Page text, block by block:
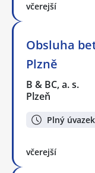
včerejší
Obsluha
Plzně
B & BC, a. s.
Plzeň
Plný úvazek
včerejší